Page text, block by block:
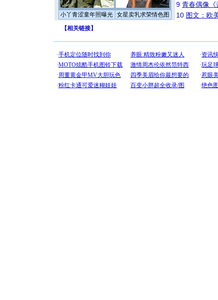
小丫青涩童年照曝光 女星卖乳求荣情色图
9 青春偶像《
10 图文：欧
【相关链接】